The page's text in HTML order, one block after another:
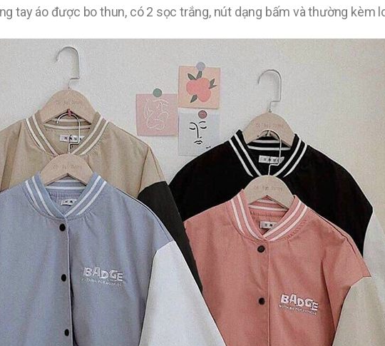
tay áo được bo thun, có 2 sọc trắng, nút dạng bấm và thường kèm